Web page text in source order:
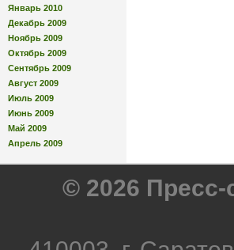
Январь 2010
Декабрь 2009
Ноябрь 2009
Октябрь 2009
Сентябрь 2009
Август 2009
Июль 2009
Июнь 2009
Май 2009
Апрель 2009
© 2026